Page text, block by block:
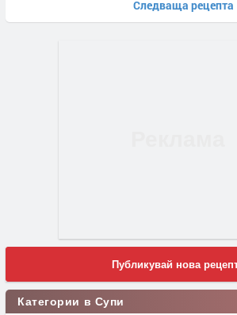
Следваща рецепта
Публикувай нова
Категории в Супи